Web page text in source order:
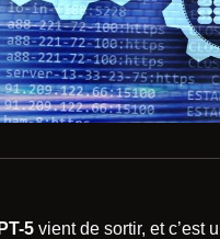
5 vient de sortir, et c’est